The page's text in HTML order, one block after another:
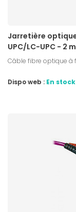
Jarretière
UPC/LC-UPC - 2 m
Câble fibre optique à
Dispo web : En stock